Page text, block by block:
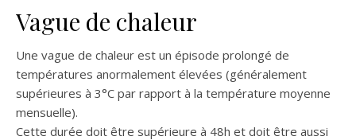
Vague de chaleur
Une vague de chaleur est un épisode prolongé de
températures anormalement élevées (généralement
supérieures à 3°C par rapport à la température moyenne
mensuelle).
Cette durée doit être supérieure à 48h et doit être aussi